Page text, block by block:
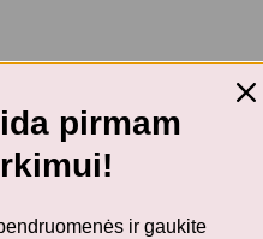
pirmam
ir gaukite